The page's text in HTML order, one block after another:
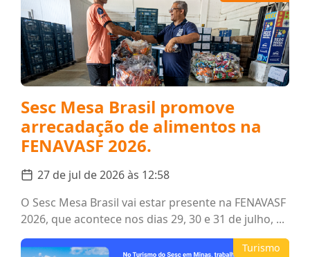
Sesc Mesa Brasil promove
arrecadação de alimentos na
FENAVASF 2026.
27 de jul de 2026 às 12:58
O Sesc Mesa Brasil vai estar presente na FENAVASF
2026, que acontece nos dias 29, 30 e 31 de julho, ...
Turismo